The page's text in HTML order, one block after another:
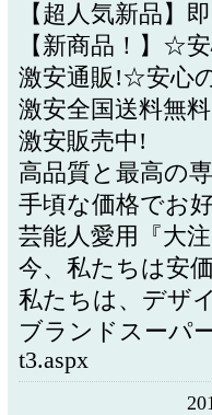
【超人気新品】
【新商品！】☆
激安通販!☆安心
激安全国送料無
激安販売中!
高品質と最高の
手頃な価格でお
芸能人愛用『大注
今、私たちは安
私たちは、デザ
ブランドスーパ
t3.aspx